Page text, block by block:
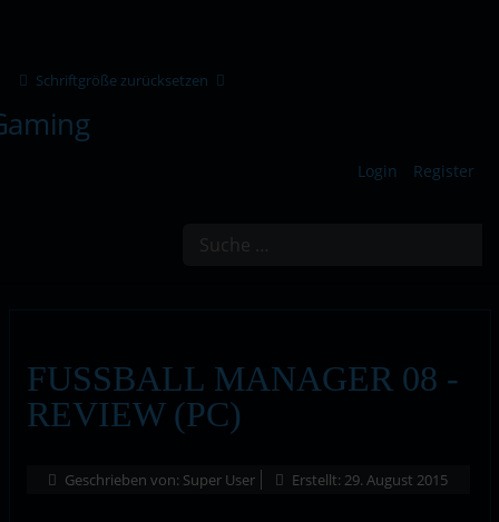
Schriftgröße zurücksetzen
Login Register
FUSSBALL MANAGER 08 -
REVIEW (PC)
Geschrieben von: Super User Erstellt: 29. August 2015